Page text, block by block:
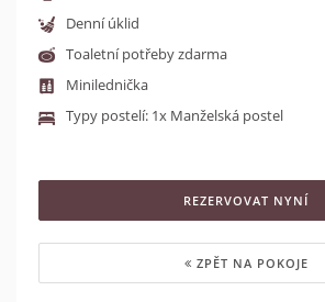
Denní úklid
Toaletní potřeby zdarma
Minilednička
Typy postelí: 1x Manželská postel
REZERVOVAT NYNÍ
ZPĚT NA POKOJE